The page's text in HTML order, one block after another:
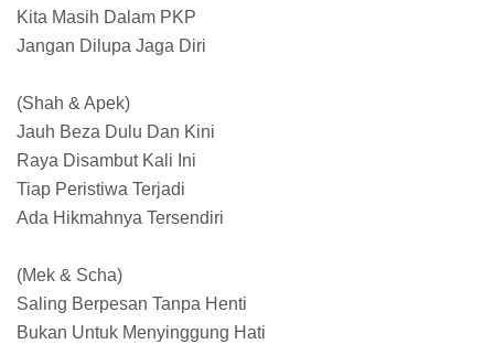
Kita Masih Dalam PKP
Jangan Dilupa Jaga Diri
(Shah & Apek)
Jauh Beza Dulu Dan Kini
Raya Disambut Kali Ini
Tiap Peristiwa Terjadi
Ada Hikmahnya Tersendiri
(Mek & Scha)
Saling Berpesan Tanpa Henti
Bukan Untuk Menyinggung Hati